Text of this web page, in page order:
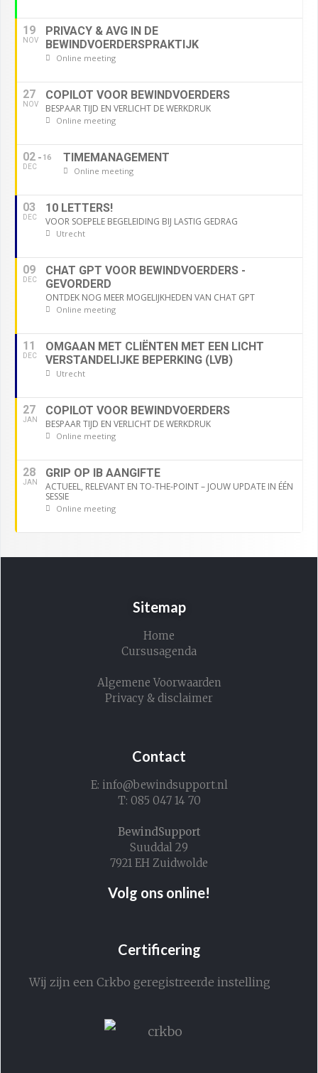
19
NOV
PRIVACY & AVG IN DE
BEWINDVOERDERSPRAKTIJK
Online meeting
27
NOV
COPILOT VOOR BEWINDVOERDERS
BESPAAR TIJD EN VERLICHT DE WERKDRUK
Online meeting
02
DEC
16 TIMEMANAGEMENT
Online meeting
03
DEC
10 LETTERS!
VOOR SOEPELE BEGELEIDING BIJ LASTIG GEDRAG
Utrecht
09
DEC
CHAT GPT VOOR BEWINDVOERDERS -
GEVORDERD
ONTDEK NOG MEER MOGELIJKHEDEN VAN CHAT GPT
Online meeting
11
DEC
OMGAAN MET CLIËNTEN MET EEN LICHT
VERSTANDELIJKE BEPERKING (LVB)
Utrecht
27
JAN
COPILOT VOOR BEWINDVOERDERS
BESPAAR TIJD EN VERLICHT DE WERKDRUK
Online meeting
28
JAN
GRIP OP IB AANGIFTE
ACTUEEL, RELEVANT EN TO-THE-POINT – JOUW UPDATE IN ÉÉN
SESSIE
Online meeting
Sitemap
Home
Cursusagenda
Algemene Voorwaarden
Privacy & disclaimer
Contact
E: info@bewindsupport.nl
T: 085 047 14 70
BewindSupport
Suuddal 29
7921 EH Zuidwolde
Volg ons online!
Certificering
Wij zijn een Crkbo geregistreerde instelling